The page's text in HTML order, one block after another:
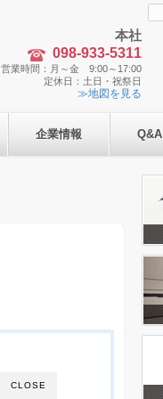
検
索:
本社
098-933-5311
営業時間：月～金 9:00～17:00
定休日：土日・祝祭日
≫地図を見る
企業情報 Q&A
CLOSE